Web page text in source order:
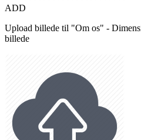
ADD
Upload billede til "Om os" -
billede